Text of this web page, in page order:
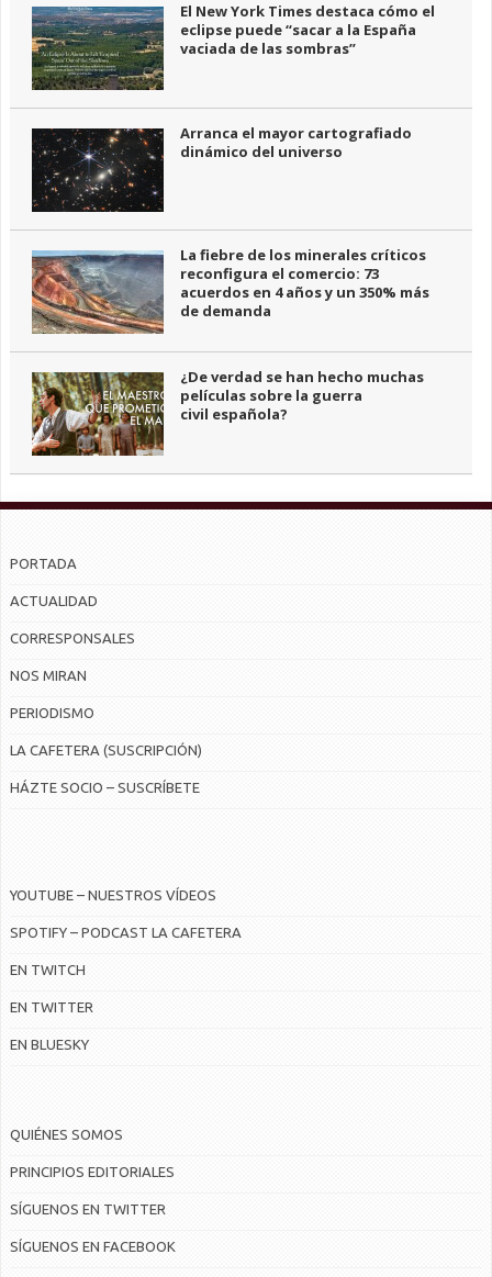
El New York Times destaca cómo el
eclipse puede “sacar a la España
vaciada de las sombras”
Arranca el mayor cartografiado
dinámico del universo
La fiebre de los minerales críticos
reconfigura el comercio: 73
acuerdos en 4 años y un 350% más
de demanda
¿De verdad se han hecho muchas
películas sobre la guerra
civil española?
PORTADA
ACTUALIDAD
CORRESPONSALES
NOS MIRAN
PERIODISMO
LA CAFETERA (SUSCRIPCIÓN)
HÁZTE SOCIO – SUSCRÍBETE
YOUTUBE – NUESTROS VÍDEOS
SPOTIFY – PODCAST LA CAFETERA
EN TWITCH
EN TWITTER
EN BLUESKY
QUIÉNES SOMOS
PRINCIPIOS EDITORIALES
SÍGUENOS EN TWITTER
SÍGUENOS EN FACEBOOK